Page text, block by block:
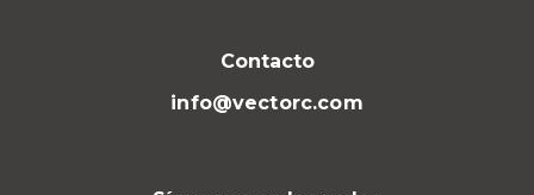
Contacto
info@vectorc.com